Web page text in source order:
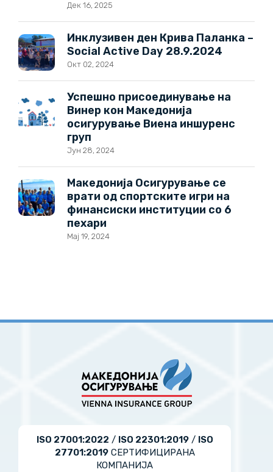
Дек 16, 2025
Инклузивен ден Крива Паланка –
Social Active Day 28.9.2024
Окт 02, 2024
Успешно присоединување на
Винер кон Македонија
осигурување Виена иншуренс
груп
Јун 28, 2024
Македонија Осигурување се
врати од спортските игри на
финансиски институции со 6
пехари
Мај 19, 2024
ISO 27001:2022 / ISO 22301:2019/ ISO
27701:2019СЕРТИФИЦИРАНА
КОМПАНИЈА